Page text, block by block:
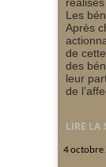
Les
Après
de
des
leur
de
LIRE LA
4 octobre